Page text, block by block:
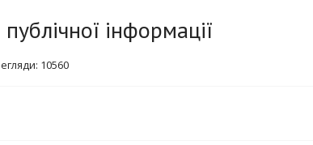
інформації
10560